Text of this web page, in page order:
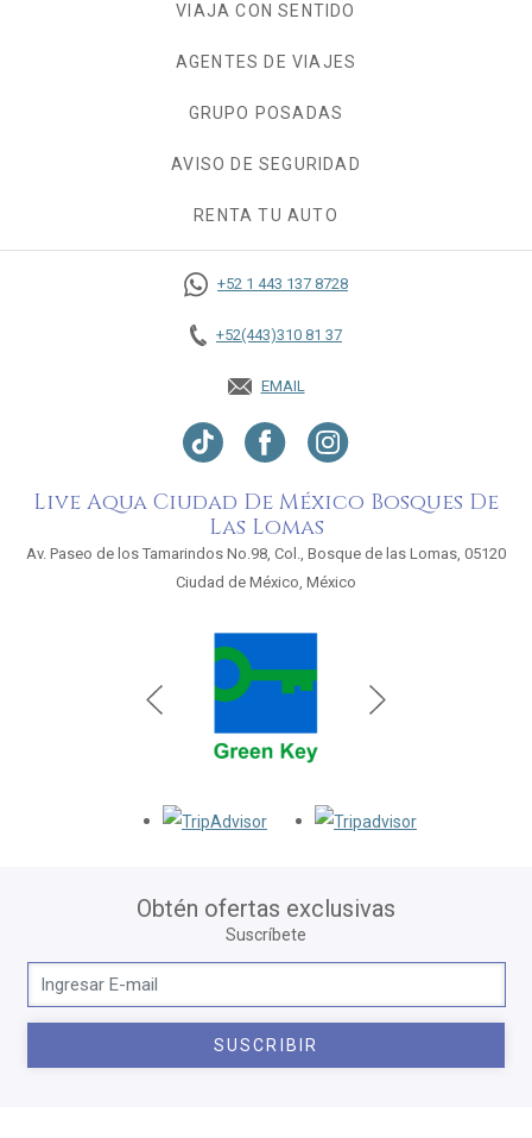
VIAJA CON SENTIDO
AGENTES DE VIAJES
GRUPO POSADAS
AVISO DE SEGURIDAD
RENTA TU AUTO
+52 1 443 137 8728
+52(443)310 81 37
EMAIL
Live Aqua Ciudad De México Bosques De
Las Lomas
Av. Paseo de los Tamarindos No.98, Col., Bosque de las Lomas, 05120
Ciudad de México, México
Opens in a new tab.
Obtén ofertas exclusivas
Suscríbete
SUSCRIBIR